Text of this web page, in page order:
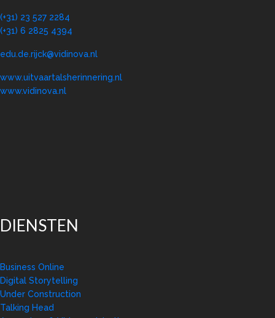
(+31) 23 527 2284
(+31) 6 2825 4394
edu.de.rijck@vidinova.nl
www.uitvaartalsherinnering.nl
www.vidinova.nl
DIENSTEN
Business Online
Digital Storytelling
Under Construction
Talking Head